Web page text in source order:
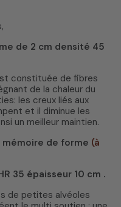
de 2 cm densité 45
constituée de fibres
de la chaleur du
les creux liés aux
et il diminue les
un meilleur maintien.
mémoire de forme (à
35 épaisseur 10 cm .
de petites alvéoles